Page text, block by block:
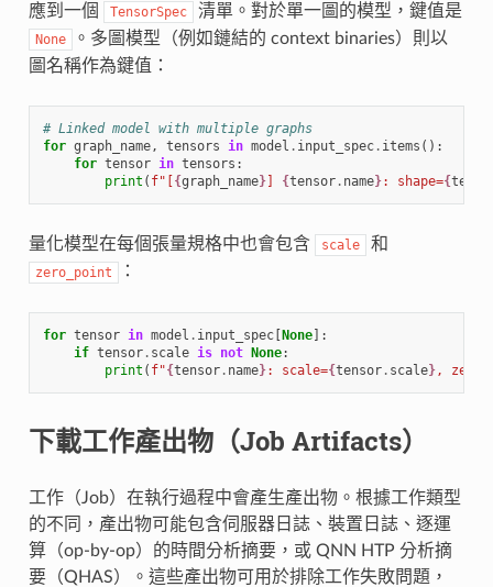
應到一個
TensorSpec 清單。對於單一圖的模型，鍵值是
None
。多圖模型（例如鏈結的 context binaries）則以
圖名稱作為鍵值：
# Linked model with multiple graphs
for graph_name, tensors in model . input_spec. items ():
for tensor in tensors :
print ( f"[{graph_name}] {tensor. name}: shape={
量化模型在每個張量規格中也會包含 scale 和
zero_point ：
for tensor in model . input_spec[None]:
if tensor. scale is not None:
print ( f"{tensor. name}: scale={tensor. scale},
下載工作產出物（Job Artifacts）
工作（Job）在執行過程中會產生產出物。根據工作類型
的不同，產出物可能包含伺服器日誌、裝置日誌、逐運
算（op-by-op）的時間分析摘要，或 QNN HTP 分析摘
要（QHAS）。這些產出物可用於排除工作失敗問題，